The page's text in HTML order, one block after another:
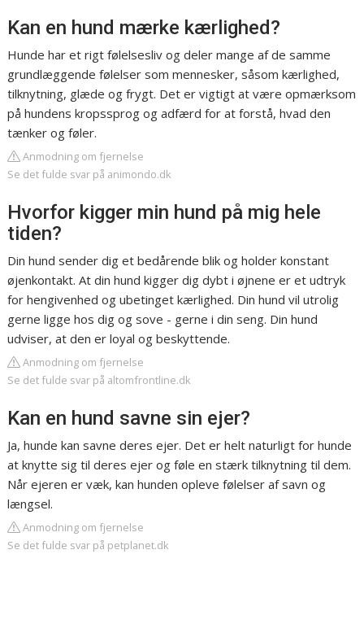
Kan en hund mærke kærlighed?
Hunde har et rigt følelsesliv og deler mange af de samme
grundlæggende følelser som mennesker, såsom kærlighed,
tilknytning, glæde og frygt. Det er vigtigt at være opmærksom
på hundens kropssprog og adfærd for at forstå, hvad den
tænker og føler.
Anmodning om fjernelse
Se det fulde svar på animondo.dk
Hvorfor kigger min hund på mig hele
tiden?
Din hund sender dig et bedårende blik og holder konstant
øjenkontakt. At din hund kigger dig dybt i øjnene er et udtryk
for hengivenhed og ubetinget kærlighed. Din hund vil utrolig
gerne ligge hos dig og sove - gerne i din seng. Din hund
udviser, at den er loyal og beskyttende.
Anmodning om fjernelse
Se det fulde svar på altomfrontline.dk
Kan en hund savne sin ejer?
Ja, hunde kan savne deres ejer. Det er helt naturligt for hunde
at knytte sig til deres ejer og føle en stærk tilknytning til dem.
Når ejeren er væk, kan hunden opleve følelser af savn og
længsel.
Anmodning om fjernelse
Se det fulde svar på petplanet.dk